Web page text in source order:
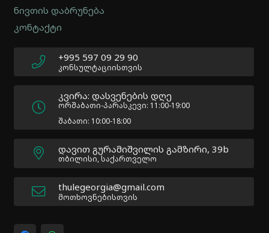
Author:
Atakan
Docs:
https://atakanau.blogspot.com/2021/01/automatic-
menu-
plugin.html
|
Active
Theme:
Impreza
Child
(Impreza-
ნივთის დაბრუნება
კონტაქტი
+995 597 09 29 90
კონსულტაციისთვის
კვირა: დასვენების დღე
ორშაბათი-პარასკევი: 11:00-19:00
შაბათი: 10:00-18:00
დავით გურამიშვილის გამზირი, 39b
თბილისი, საქართველო
thulegeorgia@gmail.com
მოთხოვნებისთვის